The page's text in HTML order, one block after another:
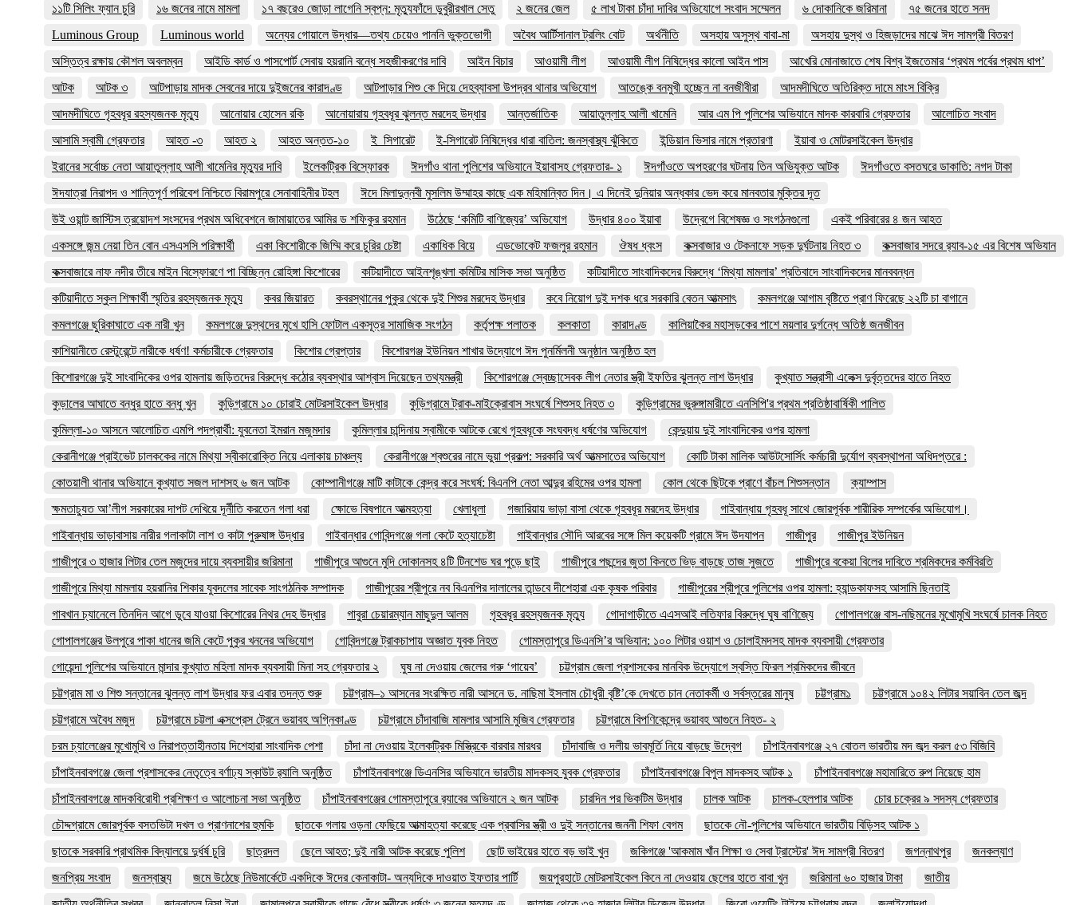
১১টি সিলিং ফ্যান চুরি ১৬ জনের নামে মামলা ১৭ বছরেও জোড়া লাগেনি স্বপ্ন: মৃত্যুফাঁদে ডুবুরীরখাল সেতু ২ জনের জেল ৫ লাখ টাকা চাঁদা দাবির অভিযোগে সংবাদ সম্মেলন ৬ দোকানিকে জরিমানা
৭৫ জনের হাতে সনদ
Luminous Group
Luminous world অন্যের গোয়ালে উদ্ধার—তথ্য চেয়েও পাননি ভুক্তভোগী অবৈধ আর্টিসানাল ট্রলিং বোট অর্থনীতি অসহায় অসুস্থ বাবা-মা
অসহায় দুস্থ ও হিজড়াদের মাঝে ঈদ সামগ্রী বিতরণ
অস্তিত্ব রক্ষায় কৌশল অবলম্বন
আইডি কার্ড ও পাসপোর্ট সেবায় হয়রানি বন্ধে সহজীকরণের দাবি আইন বিচার আওয়ামী লীগ আওয়ামী লীগ নিষিদ্ধের কালো আইন পাস
আখেরি মোনাজাতে শেষ বিশ্ব ইজতেমার ‘প্রথম পর্বের প্রথম ধাপ’
আটক
আটক ৩ আটপাড়ায় মাদক সেবনের দায়ে দুইজনের কারাদণ্ড আটপাড়ার শিশু কে দিয়ে দেহব্যাবসা উপদ্রব থানার অভিযোগ আতঙ্কে বনমুখী হচ্ছেন না বনজীবীরা
আদমদীঘিতে অতিরিক্ত দামে মাংস বিক্রি
আদমদীঘিতে গৃহবধূর রহস্যজনক মৃত্যু
আনোয়ার হোসেন রকি আনোয়ারায় গৃহবধূর ঝুলন্ত মরদেহ উদ্ধার আন্তর্জাতিক আয়াতুল্লাহ আলী খামেনি আর এম পি পুলিশের অভিযানে মাদক কারবারি গ্রেফতার
আলোচিত সংবাদ
আসামি স্বামী গ্রেফতার
আহত -৩ আহত ২ আহত অন্তত-১০ ই_সিগারেট ই-সিগারেট নিষিদ্ধের ধারা বাতিল: জনস্বাস্থ্য ঝুঁকিতে ইন্ডিয়ান ভিসার নামে প্রতারণা
ইয়াবা ও মোটরসাইকেল উদ্ধার
ইরানের সর্বোচ্চ নেতা আয়াতুল্লাহ আলী খামেনির মৃত্যুর দাবি
ইলেকট্রিক বিস্ফোরক ঈদগাঁও থানা পুলিশের অভিযানে ইয়াবাসহ গ্রেফতার- ১ ঈদগাঁওতে অপহরণের ঘটনায় তিন অভিযুক্ত আটক
ঈদগাঁওতে বসতঘরে ডাকাতি: নগদ টাকা
ঈদযাত্রা নিরাপদ ও শান্তিপূর্ণ পরিবেশ নিশ্চিতে বিরামপুরে সেনাবাহিনীর টহল
ঈদে মিলাদুন্নবী মুসলিম উম্মাহর কাছে এক মহিমান্বিত দিন। এ দিনেই দুনিয়ার অন্ধকার ভেদ করে মানবতার মুক্তির দূত
উই ওয়ান্ট জাস্টিস ত্রয়োদশ সংসদের প্রথম অধিবেশনে জামায়াতের আমির ড শফিকুর রহমান
উঠেছে ‘কমিটি বাণিজ্যের’ অভিযোগ উদ্ধার ৪০০ ইয়াবা উদ্বেগে বিশেষজ্ঞ ও সংগঠনগুলো
একই পরিবারের ৪ জন আহত
একসঙ্গে জন্ম নেয়া তিন বোন এসএসসি পরিক্ষার্থী
একা কিশোরীকে জিম্মি করে চুরির চেষ্টা একাধিক বিয়ে এডভোকেট ফজলুর রহমান ঔষধ ধ্বংস কক্সবাজার ও টেকনাফে সড়ক দুর্ঘটনায় নিহত ৩
কক্সবাজার সদরে র‍্যাব-১৫ এর বিশেষ অভিযান
কক্সবাজারে নাফ নদীর তীরে মাইন বিস্ফোরণে পা বিচ্ছিন্ন রোহিঙ্গা কিশোরের
কটিয়াদীতে আইনশৃঙ্খলা কমিটির মাসিক সভা অনুষ্ঠিত
কটিয়াদীতে সাংবাদিকদের বিরুদ্ধে ‘মিথ্যা মামলার’ প্রতিবাদে সাংবাদিকদের মানববন্ধন
কটিয়াদীতে স্কুল শিক্ষার্থী স্মৃতির রহস্যজনক মৃত্যু
কবর জিয়ারত কবরস্থানের পুকুর থেকে দুই শিশুর মরদেহ উদ্ধার কবে নিয়োগ দুই দশক ধরে সরকারি বেতন আত্মসাৎ
কমলগঞ্জে আগাম বৃষ্টিতে প্রাণ ফিরেছে ২২টি চা বাগানে
কমলগঞ্জে ছুরিকাঘাতে এক নারী খুন
কমলগঞ্জে দুস্থদের মুখে হাসি ফোটাল একসূত্র সামাজিক সংগঠন কর্তৃপক্ষ পলাতক কলকাতা কারাদণ্ড
কালিয়াকৈর মহাসড়কের পাশে ময়লার দুর্গন্ধে অতিষ্ঠ জনজীবন
কাশিয়ানীতে রেস্টুরেন্টে নারীকে ধর্ষণ! কর্মচারীকে গ্রেফতার
কিশোর গ্রেপ্তার
কিশোরগঞ্জ ইউনিয়ন শাখার উদ্যোগে ঈদ পুনর্মিলনী অনুষ্ঠান অনুষ্ঠিত হল
কিশোরগঞ্জে দুই সাংবাদিকের ওপর হামলায় জড়িতদের বিরুদ্ধে কঠোর ব্যবস্থার আশ্বাস দিয়েছেন তথ্যমন্ত্রী
কিশোরগঞ্জে স্বেচ্ছাসেবক লীগ নেতার স্ত্রী ইফতির ঝুলন্ত লাশ উদ্ধার
কুখ্যাত সন্ত্রাসী এলেক্স দুর্বৃত্তদের হাতে নিহত
কুড়ালের আঘাতে বন্ধুর হাতে বন্ধু খুন
কুড়িগ্রামে ১০ চোরাই মোটরসাইকেল উদ্ধার কুড়িগ্রামে ট্রাক-মাইক্রোবাস সংঘর্ষে শিশুসহ নিহত ৩
কুড়িগ্রামের ভুরুঙ্গামারীতে এনসিপি'র প্রথম প্রতিষ্ঠাবার্ষিকী পালিত
কুমিল্লা-১০ আসনে আলোচিত এমপি পদপ্রার্থী: যুবনেতা ইমরান মজুমদার
কুমিল্লার চান্দিনায় স্বামীকে আটকে রেখে গৃহবধূকে সংঘবদ্ধ ধর্ষণের অভিযোগ
কেন্দুয়ায় দুই সাংবাদিকের ওপর হামলা
কেরানীগঞ্জে প্রাইভেট চালককের নামে মিথ্যা স্বীকারোক্তি নিয়ে এলাকায় চাঞ্চল্য
কেরানীগঞ্জে শ্বশুরের নামে ভুয়া প্রকল্প: সরকারি অর্থ আত্মসাতের অভিযোগ
কোটি টাকা মালিক আউটসোর্সিং কর্মচারী দুর্যোগ ব্যবস্থাপনা অধিদপ্তরে :
কোতয়ালী থানার অভিযানে কুখ্যাত সজল দাশসহ ৬ জন আটক
কোম্পানীগঞ্জে মাটি কাটাকে কেন্দ্র করে সংঘর্ষ: বিএনপি নেতা আব্দুর রহিমের ওপর হামলা কোল থেকে ছিটকে প্রাণে বাঁচল শিশুসন্তান
ক্যাম্পাস
ক্ষমতাচ্যুত আ’লীগ সরকারের দাপট দেখিয়ে দূর্নীতি করতেন গলা ধরা
ক্ষোভে বিষপানে আত্মহত্যা খেলাধুলা গজারিয়ায় ভাড়া বাসা থেকে গৃহবধূর মরদেহ উদ্ধার
গাইবান্ধায় গৃহবধূ সাথে জোরপূর্বক শারীরিক সম্পর্কের অভিযোগ।
গাইবান্ধায় ভাড়াবাসায় নারীর গলাকাটা লাশ ও কাটা পুরুষাঙ্গ উদ্ধার
গাইবান্ধার গোবিন্দগঞ্জে গলা কেটে হত্যাচেষ্টা গাইবান্ধার সৌদি আরবের সঙ্গে মিল কয়েকটি গ্রামে ঈদ উদযাপন গাজীপুর
গাজীপুর ইউনিয়ন
গাজীপুরে ৩ হাজার লিটার তেল মজুদের দায়ে ব্যবসায়ীর জরিমানা
গাজীপুরে আগুনে মুদি দোকানসহ ৪টি টিনশেড ঘর পুড়ে ছাই গাজীপুরে পছন্দের জুতা কিনতে ভিড় বাড়ছে তাজ সুজতে
গাজীপুরে বকেয়া বিলের দাবিতে শ্রমিকদের কর্মবিরতি
গাজীপুরে মিথ্যা মামলায় হয়রানির শিকার যুবদলের সাবেক সাংগঠনিক সম্পাদক
গাজীপুরের শ্রীপুরে নব বিএনপির দালালের তান্ডবে দীশেহারা এক কৃষক পরিবার
গাজীপুরের শ্রীপুরে পুলিশের ওপর হামলা: হ্যান্ডকাফসহ আসামি ছিনতাই
গাবখান চ্যানেলে তিনদিন আগে ডুবে যাওয়া কিশোরের নিথর দেহ উদ্ধার
গাবুরা চেয়ারম্যান মাছুদুল আলম গৃহবধূর রহস্যজনক মৃত্যু গোদাগাড়ীতে এএসআই লতিফার বিরুদ্ধে ঘুষ বাণিজ্যে
গোপালগঞ্জে বাস-নছিমনের মুখোমুখি সংঘর্ষে চালক নিহত
গোপালগঞ্জের উলপুরে পাকা ধানের জমি কেটে পুকুর খননের অভিযোগ
গোবিন্দগঞ্জে ট্রাকচাপায় অজ্ঞাত যুবক নিহত
গোমস্তাপুরে ডিএনসি’র অভিযান: ১০০ লিটার ওয়াশ ও চোলাইমদসহ মাদক ব্যবসায়ী গ্রেফতার
গোয়েন্দা পুলিশের অভিযানে মান্দার কুখ্যাত মহিলা মাদক ব্যবসায়ী মিনা সহ গ্রেফতার ২
ঘুষ না দেওয়ায় জেলের গরু ‘গায়েব’
চট্টগ্রাম জেলা প্রশাসকের মানবিক উদ্যোগে স্বস্তি ফিরল শ্রমিকদের জীবনে
চট্টগ্রাম মা ও শিশু সন্তানের ঝুলন্ত লাশ উদ্ধার ফর এবার তদন্ত শুরু
চট্টগ্রাম–১ আসনের সংরক্ষিত নারী আসনে ড. নাছিমা ইসলাম চৌধুরী বৃষ্টি’কে দেখতে চান নেতাকর্মী ও সর্বস্তরের মানুষ চট্টগ্রাম১
চট্টগ্রামে ১০৪২ লিটার সয়াবিন তেল জব্দ
চট্টগ্রামে অবৈধ মজুদ
চট্টগ্রামে চট্টলা এক্সপ্রেস ট্রেনে ভয়াবহ অগ্নিকাণ্ড চট্টগ্রামে চাঁদাবাজি মামলার আসামি মুজিব গ্রেফতার
চট্টগ্রামে বিপণিকেন্দ্রে ভয়াবহ আগুনে নিহত- ২
চরম চ্যালেঞ্জের মুখোমুখি ও নিরাপত্তাহীনতায় দিশেহারা সাংবাদিক পেশা
চাঁদা না দেওয়ায় ইলেকট্রিক মিস্ত্রিকে বারবার মারধর চাঁদাবাজি ও দলীয় ভাবমূর্তি নিয়ে বাড়ছে উদ্বেগ
চাঁপাইনবাবগঞ্জে ২৭ বোতল ভারতীয় মদ জব্দ করল ৫৩ বিজিবি
চাঁপাইনবাবগঞ্জে জেলা প্রশাসকের নেতৃত্বে বর্ণাঢ্য স্কাউট র‍্যালি অনুষ্ঠিত
চাঁপাইনবাবগঞ্জে ডিএনসির অভিযানে ভারতীয় মাদকসহ যুবক গ্রেফতার চাঁপাইনবাবগঞ্জে বিপুল মাদকসহ আটক ১
চাঁপাইনবাবগঞ্জে মহামারিতে রুপ নিয়েছে হাম
চাঁপাইনবাবগঞ্জে মাদকবিরোধী প্রশিক্ষণ ও আলোচনা সভা অনুষ্ঠিত
চাঁপাইনবাবগঞ্জের গোমস্তাপুরে র‍্যাবের অভিযানে ২ জন আটক চারদিন পর ভিকটিম উদ্ধার চালক আটক চালক-হেলপার আটক
চোর চক্রের ৯ সদস্য গ্রেফতার
চৌদ্দগ্রামে জোরপূর্বক বসতভিটা দখল ও প্রাণনাশের হুমকি
ছাতকে গলায় ওড়না ফেছিয়ে আত্মাহত্যা করেছে এক প্রবাসির স্ত্রী ও দুই সন্তানের জননী শিফা বেগম
ছাতকে নৌ-পুলিশের অভিযানে ভারতীয় বিড়িসহ আটক ১
ছাতকে সরকারি প্রাথমিক বিদ্যালয়ে দুর্ধর্ষ চুরি
ছাত্রদল ছেলে আহত; দুই নারী আটক করেছে পুলিশ ছোট ভাইয়ের হাতে বড় ভাই খুন জকিগঞ্জে 'আকমাম খাঁন শিক্ষা ও সেবা ট্রাস্টের' ঈদ সামগ্রী বিতরণ জগন্নাথপুর
জনকল্যাণ
জনপ্রিয় সংবাদ
জনস্বাস্থ্য জমে উঠেছে নিউমার্কেটে একদিকে ঈদের কেনাকাটা- অন্যদিকে দাওয়াত ইফতার পার্টি জয়পুরহাটে মোটরসাইকেল কিনে না দেওয়ায় ছেলের হাতে বাবা খুন জরিমানা ৬০ হাজার টাকা
জাতীয়